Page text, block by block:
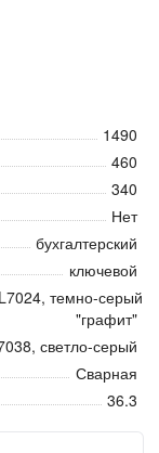
1490
460
340
Нет
бухгалтерский
ключевой
темно-серый
"графит"
светло-серый
Сварная
36.3